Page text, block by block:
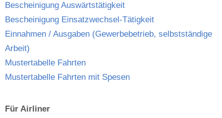
Bescheinigung Auswärtstätigkeit
Bescheinigung Einsatzwechsel-Tätigkeit
Einnahmen / Ausgaben (Gewerbebetrieb, selbstständige
Arbeit)
Mustertabelle Fahrten
Mustertabelle Fahrten mit Spesen
Für Airliner